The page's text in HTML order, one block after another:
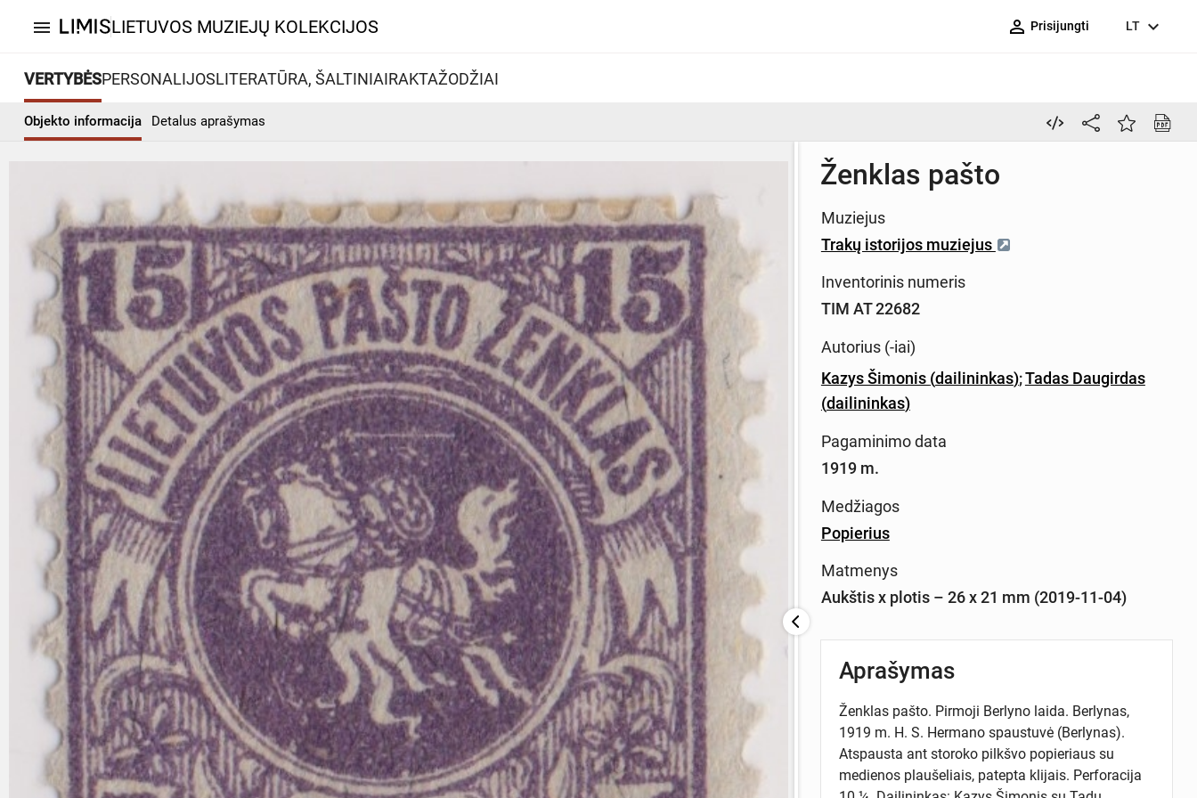
menu LIETUVOS MUZIEJŲ KOLEKCIJOS person_outline Prisijungti LT expand_more
VERTYBĖSPERSONALIJOSLITERATŪRA, ŠALTINIAIRAKTAŽODŽIAI
Objekto informacija Detalus aprašymas
Ženklas pašto
Muziejus
Trakų istorijos muziejus
Inventorinis numeris
TIM AT 22682
Autorius (-iai)
Kazys Šimonis (dailininkas);Tadas Daugirdas
(dailininkas)
Pagaminimo data
1919 m.
Medžiagos
Popierius
Matmenys
Aukštis x plotis – 26 x 21 mm (2019-11-04)
Aprašymas
Ženklas pašto. Pirmoji Berlyno laida. Berlynas,
1919 m. H. S. Hermano spaustuvė (Berlynas).
Atspausta ant storoko pilkšvo popieriaus su
medienos plaušeliais, patepta klijais. Perforacija